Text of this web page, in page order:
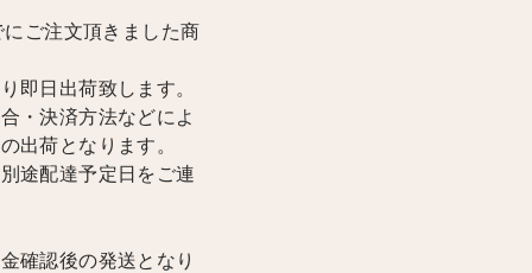
にご注文頂きました商
即日出荷致します。
・決済方法などによ
出荷となります。
途配達予定日をご連
確認後の発送となり